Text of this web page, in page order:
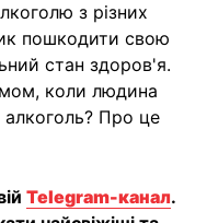
з різних
пошкодити свою
стан здоров'я.
коли людина
алкоголь? Про це
Telegram-канал.